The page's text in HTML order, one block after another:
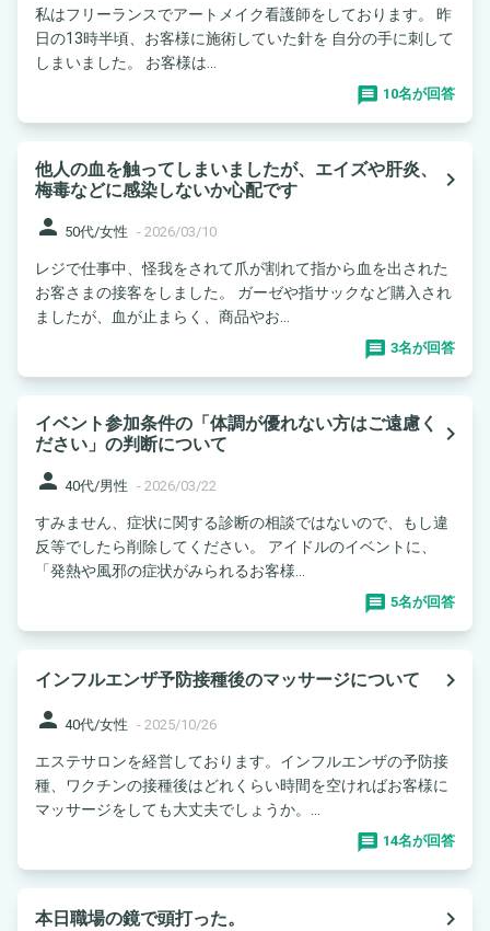
私はフリーランスでアートメイク看護師をしております。 昨
日の13時半頃、お客様に施術していた針を 自分の手に刺して
しまいました。 お客様は...
10名が回答
他人の血を触ってしまいましたが、エイズや肝炎、
梅毒などに感染しないか心配です
navigate_next
person 50代/女性 - 2026/03/10
レジで仕事中、怪我をされて爪が割れて指から血を出された
お客さまの接客をしました。 ガーゼや指サックなど購入され
ましたが、血が止まらく、商品やお...
3名が回答
イベント参加条件の「体調が優れない方はご遠慮く
ださい」の判断について
navigate_next
person 40代/男性 - 2026/03/22
すみません、症状に関する診断の相談ではないので、もし違
反等でしたら削除してください。 アイドルのイベントに、
「発熱や風邪の症状がみられるお客様...
5名が回答
インフルエンザ予防接種後のマッサージについて
navigate_next
person 40代/女性 - 2025/10/26
エステサロンを経営しております。インフルエンザの予防接
種、ワクチンの接種後はどれくらい時間を空ければお客様に
マッサージをしても大丈夫でしょうか。...
14名が回答
本日職場の鏡で頭打った。 navigate_next